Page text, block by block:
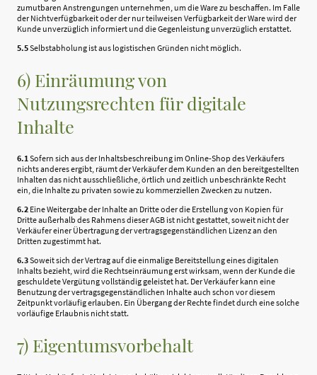
zumutbaren Anstrengungen unternehmen, um die Ware zu beschaffen. Im Falle
der Nichtverfügbarkeit oder der nur teilweisen Verfügbarkeit der Ware wird der
Kunde unverzüglich informiert und die Gegenleistung unverzüglich erstattet.
5.5Selbstabholung ist aus logistischen Gründen nicht möglich.
6) Einräumung von
Nutzungsrechten für digitale
Inhalte
6.1 Sofern sich aus der Inhaltsbeschreibung im Online-Shop des Verkäufers
nichts anderes ergibt, räumt der Verkäufer dem Kunden an den bereitgestellten
Inhalten das nicht ausschließliche, örtlich und zeitlich unbeschränkte Recht
ein, die Inhalte zu privaten sowie zu kommerziellen Zwecken zu nutzen.
6.2 Eine Weitergabe der Inhalte an Dritte oder die Erstellung von Kopien für
Dritte außerhalb des Rahmens dieser AGB ist nicht gestattet, soweit nicht der
Verkäufer einer Übertragung der vertragsgegenständlichen Lizenz an den
Dritten zugestimmt hat.
6.3Soweit sich der Vertrag auf die einmalige Bereitstellung eines digitalen
Inhalts bezieht, wird die Rechtseinräumung erst wirksam, wenn der Kunde die
geschuldete Vergütung vollständig geleistet hat. Der Verkäufer kann eine
Benutzung der vertragsgegenständlichen Inhalte auch schon vor diesem
Zeitpunkt vorläufig erlauben. Ein Übergang der Rechte findet durch eine solche
vorläufige Erlaubnis nicht statt.
7) Eigentumsvorbehalt